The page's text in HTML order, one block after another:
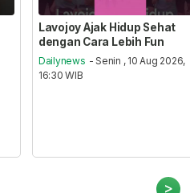
Lavojoy Ajak Hidup Sehat
dengan Cara Lebih Fun
Dailynews - Senin , 10 Aug 2026,
16:30 WIB
>